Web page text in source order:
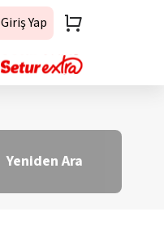
Giriş Yap
Yeniden Ara